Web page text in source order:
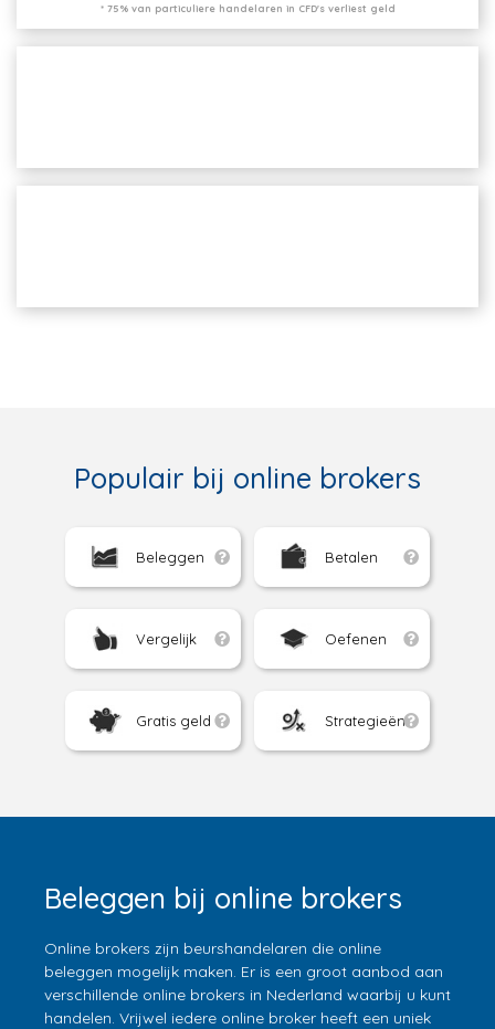
* 75% van particuliere handelaren in CFD's verliest geld
Populair bij online brokers
Beleggen Betalen
Vergelijk Oefenen
Gratis geld Strategieën
Beleggen bij online brokers
Online brokers zijn beurshandelaren die online
beleggen mogelijk maken. Er is een groot aanbod aan
verschillende online brokers in Nederland waarbij u kunt
handelen. Vrijwel iedere online broker heeft een uniek